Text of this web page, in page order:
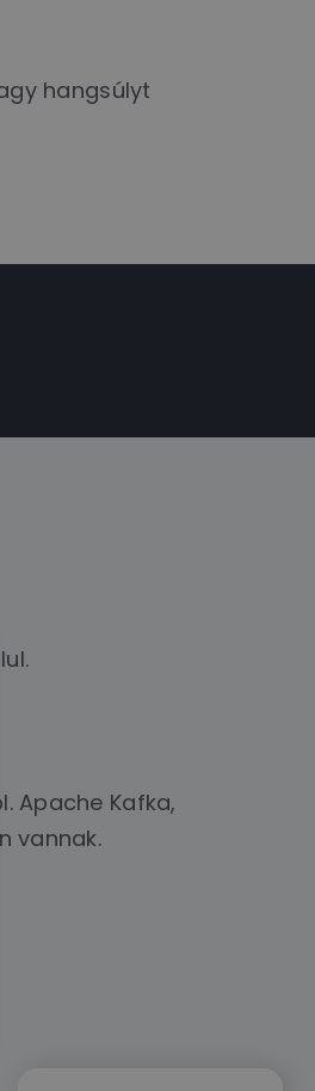
hangsúlyt
Apache Kafka,
vannak.